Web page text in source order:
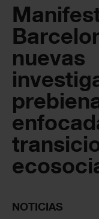
nuevas
NOTICIAS